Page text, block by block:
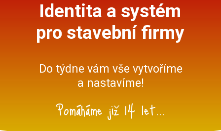
Identita a systém
pro stavební firmy
Do týdne vám vše vytvoříme
a nastavíme!
Pomáháme již 14 let...